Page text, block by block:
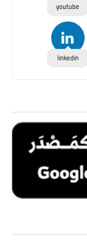
youtube
linkedin